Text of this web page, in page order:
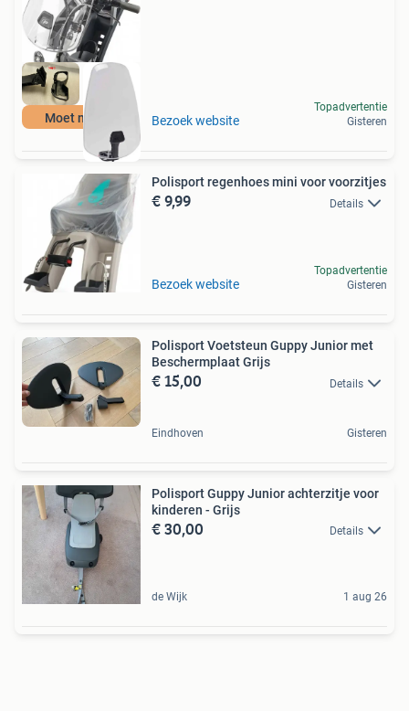
Moet nu weg Bezoek website
Topadvertentie
Gisteren
Polisport regenhoes mini voor voorzitjes
€ 9,99 Details
Bezoek website
Topadvertentie
Gisteren
Polisport Voetsteun Guppy Junior met
Beschermplaat Grijs
€ 15,00 Details
Eindhoven Gisteren
Polisport Guppy Junior achterzitje voor
kinderen - Grijs
€ 30,00 Details
de Wijk 1 aug 26